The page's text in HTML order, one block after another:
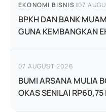
EKONOMI BISNIS |07
BPKH DAN BANK
GUNA KEMBANGKAN
07 AUGUST 2026
BUMI ARSANA MULIA
OKAS SENILAI RP60,75